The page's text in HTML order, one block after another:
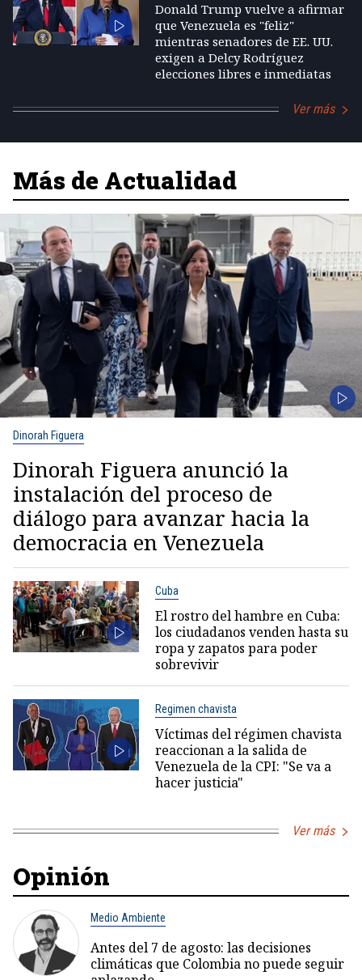
Donald Trump vuelve a afirmar
que Venezuela es "feliz"
mientras senadores de EE. UU.
exigen a Delcy Rodríguez
elecciones libres e inmediatas
Ver más
Más de Actualidad
Dinorah Figuera
Dinorah Figuera anunció la
instalación del proceso de
diálogo para avanzar hacia la
democracia en Venezuela
Cuba
El rostro del hambre en Cuba:
los ciudadanos venden hasta su
ropa y zapatos para poder
sobrevivir
Regimen chavista
Víctimas del régimen chavista
reaccionan a la salida de
Venezuela de la CPI: "Se va a
hacer justicia"
Ver más
Opinión
Medio Ambiente
Antes del 7 de agosto: las decisiones
climáticas que Colombia no puede seguir